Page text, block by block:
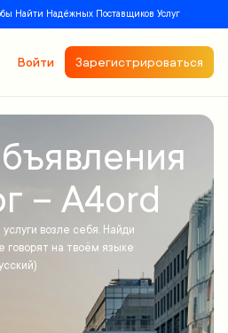
Найти Надёжных Поставщиков Услуг
Войти Зарегистрироваться
– A4ord
возле себя. Найди
говорят на твоём языке